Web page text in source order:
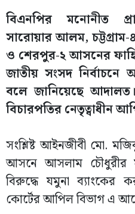
বিএনপির মনোনীত
সারোয়ার আলম,
ও শেরপুর-২ আসনের
জাতীয় সংসদ নির্বাচনে
বলে জানিয়েছে
বিচারপতির নেতৃত্বাধীন
সংশ্লিষ্ট আইনজীবী মো.
আসনে আসলাম চৌধুরীর
বিরুদ্ধে যমুনা ব্যাংকের
কোর্টের আপিল বিভাগ এ